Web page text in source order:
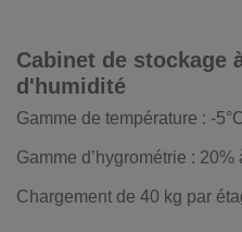
Cabinet de stockage
d'humidité
Gamme de température : -
Gamme d’hygrométrie : 20%
Chargement de 40 kg par